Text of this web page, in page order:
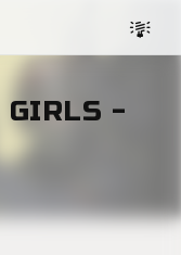
GIRLS -